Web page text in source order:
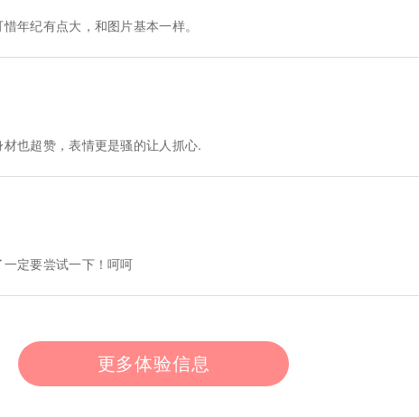
年纪有点大，和图片基本一样。
也超赞，表情更是骚的让人抓心.
定要尝试一下！呵呵
更多体验信息